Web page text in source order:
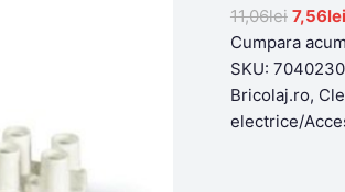
out of 5
based on
customer
ratings
11,06lei Original
price
was:
7,56lei
Cumpara acum
SKU: 7040230
Bricolaj.ro,
electrice/